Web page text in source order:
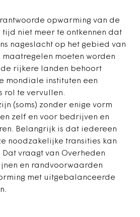
opwarming van de
niet meer te ontkennen dat
nageslacht op het gebied van
moeten worden
de rijkere landen behoort
mondiale instituten een
rol te vervullen.
(soms) zonder enige vorm
zelf en voor bedrijven en
Belangrijk is dat iedereen
noodzakelijke transities kan
vraagt van Overheden
en randvoorwaarden
met uitgebalanceerde